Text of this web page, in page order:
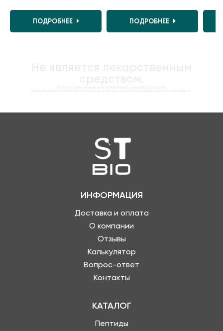
ПОДРОБНЕЕ ПОДРОБНЕЕ
ИНФОРМАЦИЯ
Доставка и оплата
О компании
Отзывы
Калькулятор
Вопрос-ответ
Контакты
КАТАЛОГ
Пептиды